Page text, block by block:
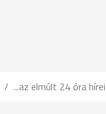
...az elmúlt 24 óra hírei